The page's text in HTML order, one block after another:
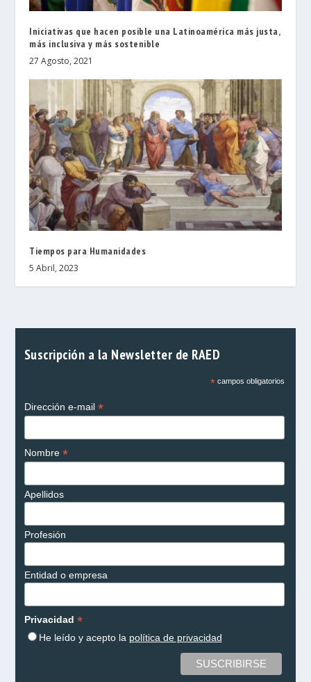
Iniciativas que hacen posible una Latinoamérica más justa,
más inclusiva y más sostenible
27 Agosto, 2021
Tiempos para Humanidades
5 Abril, 2023
Suscripción a la Newsletter de RAED
*campos obligatorios
Dirección e-mail *
Nombre *
Apellidos
Profesión
Entidad o empresa
Privacidad *
He leído y acepto la política de privacidad